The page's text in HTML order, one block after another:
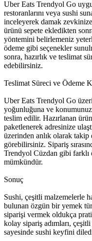
Uber Eats Trendyol Go
restoranlarını veya sushi
inceleyerek damak
ürünü sepete ekledikten
yöntemini belirlemeniz
ödeme gibi seçenekler
sonra, hazırlık ve teslimat
edebilirsiniz.
Teslimat Süreci ve Ödeme
Uber Eats Trendyol Go
yoğunluğuna ve
teslim edilir. Hazırlanan
paketlenerek adresinize
üzerinden anlık olarak
görebilirsiniz. Sipariş
Trendyol Cüzdan gibi farklı
mümkündür.
Sonuç
Sushi, çeşitli malzemelerle
bulunan özgün bir yemek
siparişi vermek oldukça
kolay sipariş adımları,
sayesinde sushi keyfini